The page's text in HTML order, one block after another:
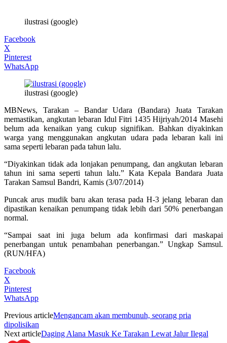
ilustrasi (google)
Facebook
X
Pinterest
WhatsApp
ilustrasi (google)
MBNews, Tarakan – Bandar Udara (Bandara) Juata Tarakan
memastikan, angkutan lebaran Idul Fitri 1435 Hijriyah/2014 Masehi
belum ada kenaikan yang cukup signifikan. Bahkan diyakinkan
warga yang menggunakan angkutan udara pada lebaran kali ini
sama seperti lebaran pada tahun lalu.
“Diyakinkan tidak ada lonjakan penumpang, dan angkutan lebaran
tahun ini sama seperti tahun lalu.” Kata Kepala Bandara Juata
Tarakan Samsul Bandri, Kamis (3/07/2014)
Puncak arus mudik baru akan terasa pada H-3 jelang lebaran dan
dipastikan kenaikan penumpang tidak lebih dari 50% penerbangan
normal.
“Sampai saat ini juga belum ada konfirmasi dari maskapai
penerbangan untuk penambahan penerbangan.” Ungkap Samsul.
(RUN/HFA)
Facebook
X
Pinterest
WhatsApp
Previous articleMengancam akan membunuh, seorang pria
dipolisikan
Next articleDaging Alana Masuk Ke Tarakan Lewat Jalur Ilegal